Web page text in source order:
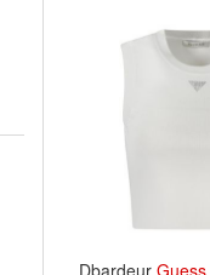
Dbardeur Guess